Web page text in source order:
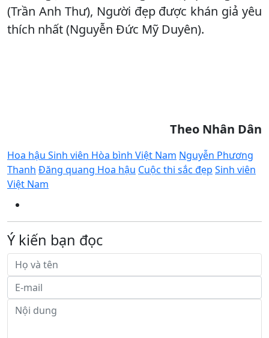
(Trần Anh Thư), Người đẹp được khán giả yêu
thích nhất (Nguyễn Đức Mỹ Duyên).
Theo Nhân Dân
Hoa hậu Sinh viên Hòa bình Việt Nam Nguyễn Phương
Thanh Đăng quang Hoa hậu Cuộc thi sắc đẹp Sinh viên
Việt Nam
Ý kiến bạn đọc